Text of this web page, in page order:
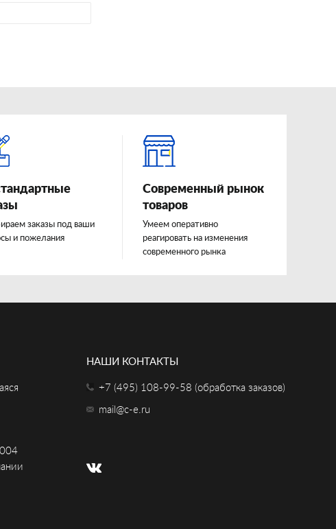
заказы под ваши
и пожелания
Современный рынок
товаров
Умеем оперативно
реагировать на изменения
современного рынка
НАШИ КОНТАКТЫ
+7 (495) 108-99-58 (обработка заказов)
mail@c-e.ru